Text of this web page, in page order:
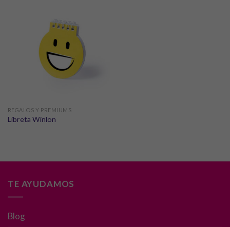
REGALOS Y PREMIUMS
Libreta Winlon
TE AYUDAMOS
Blog